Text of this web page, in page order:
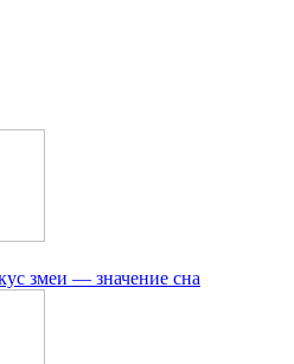
змеи — значение сна